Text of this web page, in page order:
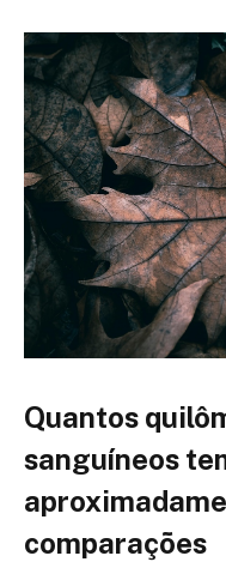
Quantos
sanguíneos
comparações